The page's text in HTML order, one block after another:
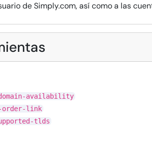
de Simply.com, así como a las
availability
order-link
tlds